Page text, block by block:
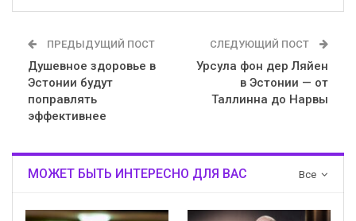
ПРЕДЫДУЩИЙ ПОСТ
Душевное здоровье в
Эстонии будут
поправлять
эффективнее
СЛЕДУЮЩИЙ ПОСТ
Урсула фон дер Ляйен
в Эстонии — от
Таллинна до Нарвы
Все
МОЖЕТ БЫТЬ ИНТЕРЕСНО ДЛЯ ВАС